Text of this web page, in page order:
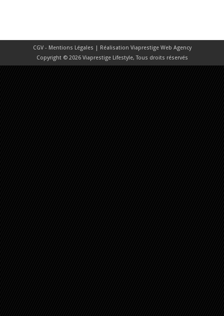
CGV - Mentions Légales | Réalisation Viaprestige Web Agency
Copyright © 2026 Viaprestige Lifestyle, Tous droits réservés